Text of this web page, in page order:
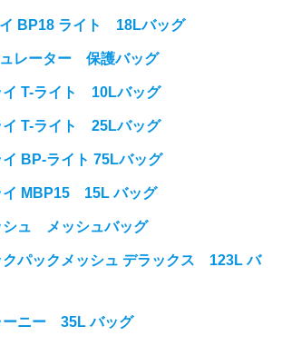
BP18 ライト 18Lバッグ
レーター 保護バッグ
イ T-ライト 10Lバッグ
イ T-ライト 25Lバッグ
BP-ライト 75Lバッグ
イ MBP15 15L バッグ
シュ メッシュバッグ
クパックメッシュ デラックス 123L バ
ーニー 35L バッグ